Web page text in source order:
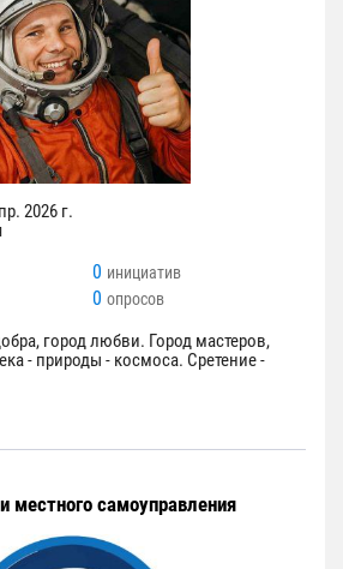
2026 г.
0 инициатив
0 опросов
город любви. Город мастеров,
- природы - космоса. Сретение -
местного самоуправления